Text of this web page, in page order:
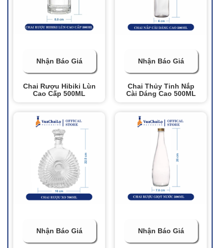
Nhận Báo Giá
Chai Rượu Hibiki Lùn
Cao Cấp 500ML
Nhận Báo Giá
Nhận Báo Giá
Chai Thủy Tinh Nắp
Cài Dáng Cao 500ML
Nhận Báo Giá